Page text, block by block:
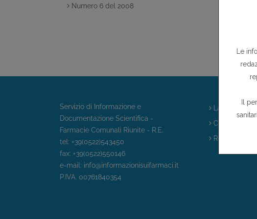
Numero 6 del 2008
Servizio di Informazione e
Documentazione Scientifica -
Farmacie Comunali Riunite - R.E.
tel: +39(0522)543450
fax: +39(0522)550146
e-mail: info@informazionisuifarmaci.it
P.IVA. 00761840354
La Storia di IsF
Chi siamo
Redazione